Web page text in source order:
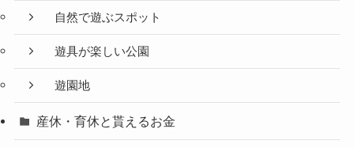
自然で遊ぶスポット
遊具が楽しい公園
遊園地
産休・育休と貰えるお金